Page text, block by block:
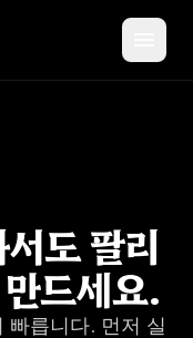
도 팔리
드세요.
빠릅니다. 먼저 실